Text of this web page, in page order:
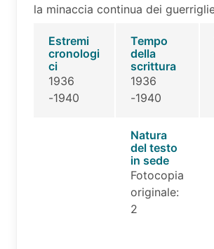
la minaccia continua dei
Estremi
cronologi
ci
1936
-1940
Tempo
della
scrittura
1936
-1940
Natura
del testo
in sede
Fotocopia
originale:
2